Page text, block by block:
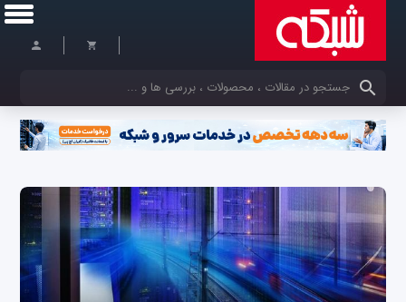
کلمات کلیدی خود را وارد کنید